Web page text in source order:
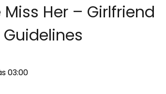
Her – Girlfriend
03:00